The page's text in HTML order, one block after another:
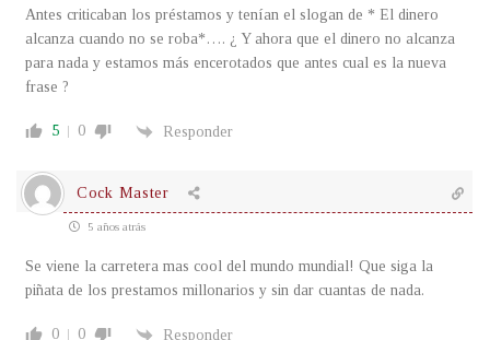
Antes criticaban los préstamos y tenían el slogan de * El dinero
alcanza cuando no se roba*…. ¿ Y ahora que el dinero no alcanza
para nada y estamos más encerotados que antes cual es la nueva
frase ?
5 0 Responder
Cock Master
5 años atrás
Se viene la carretera mas cool del mundo mundial! Que siga la
piñata de los prestamos millonarios y sin dar cuantas de nada.
0 0 Responder